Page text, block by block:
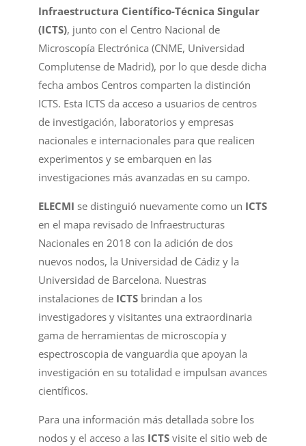
Infraestructura Científico-Técnica Singular
(ICTS), junto con el Centro Nacional de
Microscopía Electrónica (CNME, Universidad
Complutense de Madrid), por lo que desde dicha
fecha ambos Centros comparten la distinción
ICTS. Esta ICTS da acceso a usuarios de centros
de investigación, laboratorios y empresas
nacionales e internacionales para que realicen
experimentos y se embarquen en las
investigaciones más avanzadas en su campo.
ELECMI se distinguió nuevamente como un ICTS
en el mapa revisado de Infraestructuras
Nacionales en 2018 con la adición de dos
nuevos nodos, la Universidad de Cádiz y la
Universidad de Barcelona. Nuestras
instalaciones de ICTS brindan a los
investigadores y visitantes una extraordinaria
gama de herramientas de microscopía y
espectroscopia de vanguardia que apoyan la
investigación en su totalidad e impulsan avances
científicos.
Para una información más detallada sobre los
nodos y el acceso a las ICTS visite el sitio web de